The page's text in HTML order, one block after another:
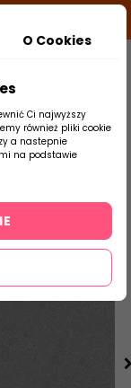
Szukaj
produktu
Arcana
O Cookies
Ci najwyższy
również pliki cookie
a nastepnie
na podstawie